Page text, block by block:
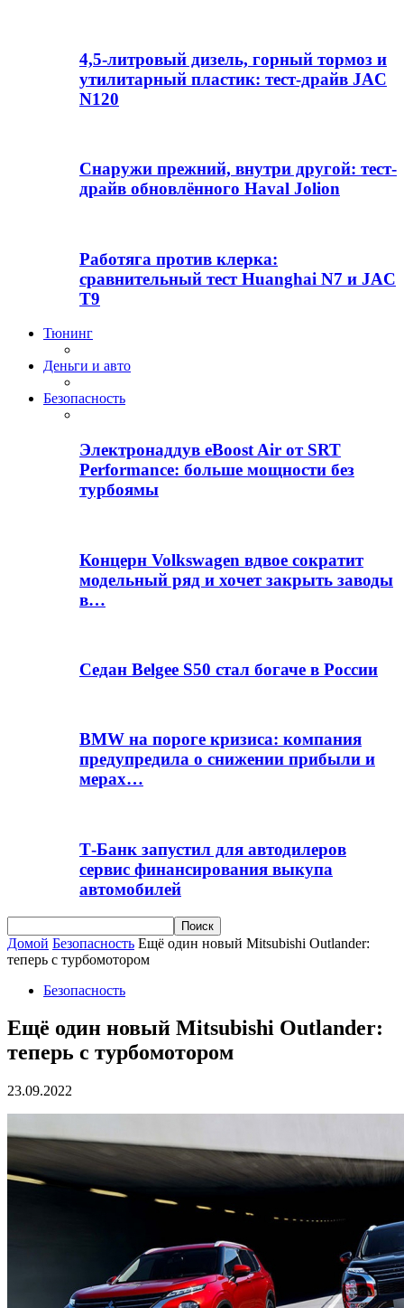
4,5-литровый дизель, горный тормоз и
утилитарный пластик: тест-драйв JAC
N120
Снаружи прежний, внутри другой: тест-
драйв обновлённого Haval Jolion
Работяга против клерка:
сравнительный тест Huanghai N7 и JAC
T9
Тюнинг
Деньги и авто
Безопасность
Электронаддув eBoost Air от SRT
Performance: больше мощности без
турбоямы
Концерн Volkswagen вдвое сократит
модельный ряд и хочет закрыть заводы
в…
Седан Belgee S50 стал богаче в России
BMW на пороге кризиса: компания
предупредила о снижении прибыли и
мерах…
Т-Банк запустил для автодилеров
сервис финансирования выкупа
автомобилей
Домой Безопасность Ещё один новый Mitsubishi Outlander:
теперь с турбомотором
Безопасность
Ещё один новый Mitsubishi Outlander:
теперь с турбомотором
23.09.2022